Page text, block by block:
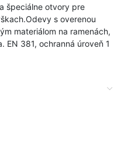
špeciálne otvory pre
s overenou
materiálom na ramenách,
EN 381, ochranná úroveň 1